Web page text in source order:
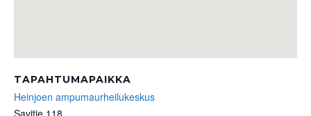
TAPAHTUMAPAIKKA
Heinjoen ampumaurheilukeskus
Savitie 118